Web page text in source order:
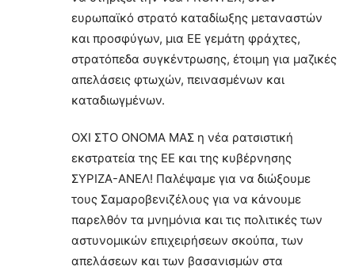
ευρωπαϊκό στρατό καταδίωξης μεταναστών
και προσφύγων, μια ΕΕ γεμάτη φράχτες,
στρατόπεδα συγκέντρωσης, έτοιμη για μαζικές
απελάσεις φτωχών, πεινασμένων και
καταδιωγμένων.
ΟΧΙ ΣΤΟ ΟΝΟΜΑ ΜΑΣ η νέα ρατσιστική
εκστρατεία της ΕΕ και της κυβέρνησης
ΣΥΡΙΖΑ-ΑΝΕΛ! Παλέψαμε για να διώξουμε
τους Σαμαροβενιζέλους για να κάνουμε
παρελθόν τα μνημόνια και τις πολιτικές των
αστυνομικών επιχειρήσεων σκούπα, των
απελάσεων και των βασανισμών στα